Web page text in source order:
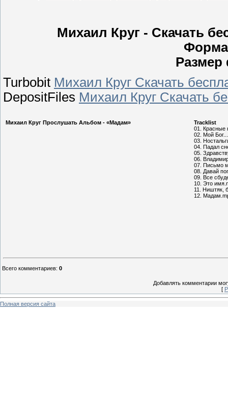
Михаил Круг - Скачать
Turbobit Михаил Круг Скачать
DepositFiles Михаил Круг Скачать
Михаил Круг Прослушать Альбом - «Мадам»
Tracklist
01. Красные
02. Мой
03.
04. Падал
05.
06.
07. Письмо
08. Давай
09. Все
10. Это
11. Ништяк,
12.
Всего комментариев: 0
Добавлять комментарии
[
Полная версия сайта